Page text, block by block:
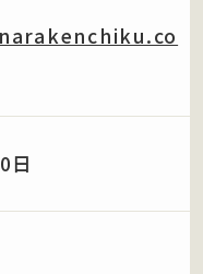
日